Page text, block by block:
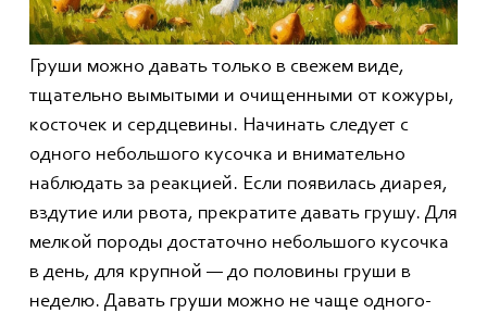
Груши можно давать только в свежем виде,
тщательно вымытыми и очищенными от кожуры,
косточек и сердцевины. Начинать следует с
одного небольшого кусочка и внимательно
наблюдать за реакцией. Если появилась диарея,
вздутие или рвота, прекратите давать грушу. Для
мелкой породы достаточно небольшого кусочка
в день, для крупной — до половины груши в
неделю. Давать груши можно не чаще одного-